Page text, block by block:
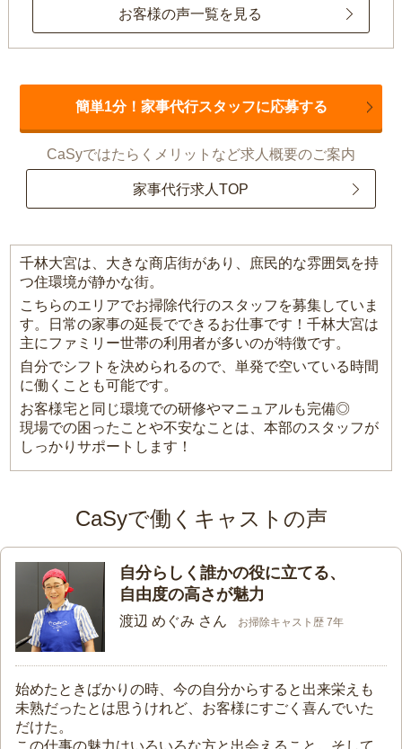
お客様の声一覧を見る
簡単1分！家事代行スタッフに応募する
CaSyではたらくメリットなど求人概要のご案内
家事代行求人TOP
千林大宮は、大きな商店街があり、庶民的な雰囲気を持
つ住環境が静かな街。
こちらのエリアでお掃除代行のスタッフを募集していま
す。日常の家事の延長でできるお仕事です！千林大宮は
主にファミリー世帯の利用者が多いのが特徴です。
自分でシフトを決められるので、単発で空いている時間
に働くことも可能です。
お客様宅と同じ環境での研修やマニュアルも完備◎
現場での困ったことや不安なことは、本部のスタッフが
しっかりサポートします！
CaSyで働くキャストの声
自分らしく誰かの役に立てる、
自由度の高さが魅力
渡辺 めぐみ さん お掃除キャスト歴 7年
始めたときばかりの時、今の自分からすると出来栄えも
未熟だったとは思うけれど、お客様にすごく喜んでいた
だけた。